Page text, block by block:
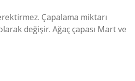
Çapalama miktarı
değişir. Ağaç çapası Mart ve